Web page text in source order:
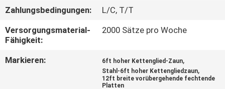
IN
VERBINDUNG
NACHRICHTEN
Zahlungsbedingungen:
L/C, T/T
Versorgungsmaterial-
Fähigkeit:
2000 Sätze pro Woche
Markieren: 6ft hoher Kettenglied-Zaun,
Stahl-6ft hoher Kettengliedzaun,
12ft breite vorübergehende fechtende
Platten